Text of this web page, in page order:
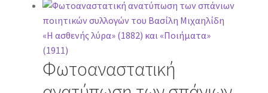
Φωτοαναστατική